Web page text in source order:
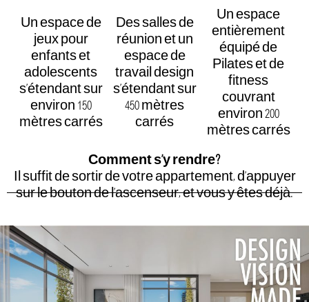
Un espace
entièrement
équipé de
Pilates et de
fitness
couvrant
environ 200
mètres carrés
Des salles de
réunion et un
espace de
travail design
s’étendant sur
450 mètres
carrés
Un espace de
jeux pour
enfants et
adolescents
s’étendant sur
environ 150
mètres carrés
Comment s’y rendre?
Il suffit de sortir de votre appartement, d’appuyer
sur le bouton de l’ascenseur, et vous y êtes déjà.